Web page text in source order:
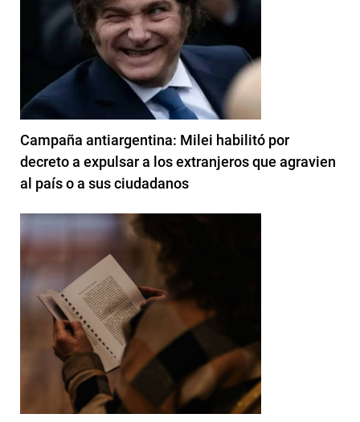
Campaña antiargentina: Milei habilitó por
decreto a expulsar a los extranjeros que agravien
al país o a sus ciudadanos